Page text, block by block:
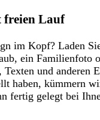
freien Lauf
im Kopf? Laden
ein Familienfoto
und anderen
haben, kümmern
fertig gelegt bei